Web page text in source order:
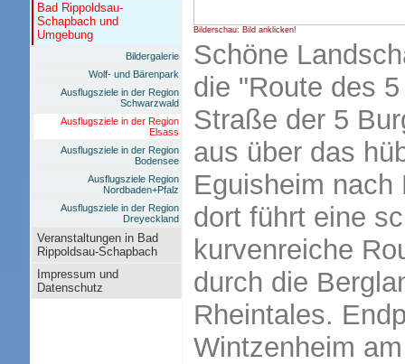
Bad Rippoldsau-
Schapbach und
Umgebung
Bildergalerie
Wolf- und Bärenpark
Ausflugsziele in der Region
Schwarzwald
Ausflugsziele in der Region
Elsass
Ausflugsziele in der Region
Bodensee
Ausflugsziele Region
Nordbaden+Pfalz
Ausflugsziele in der Region
Dreyeckland
Veranstaltungen in Bad
Rippoldsau-Schapbach
Impressum und
Datenschutz
Bilderschau: Bild anklicken!
Schöne
die "Route des
Straße der 5
aus über das
Eguisheim nach
dort führt eine
kurvenreiche
durch die
Rheintales.
Wintzenheim